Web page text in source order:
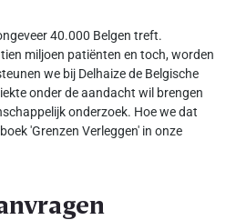
40.000 Belgen treft.
miljoen patiënten en toch, worden
we bij Delhaize de Belgische
onder de aandacht wil brengen
onderzoek. Hoe we dat
'Grenzen Verleggen' in onze